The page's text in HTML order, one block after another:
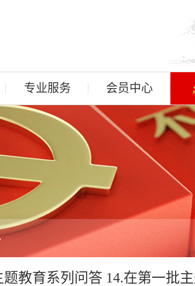
专业服务 会员中心
题教育系列问答 14.在第一批